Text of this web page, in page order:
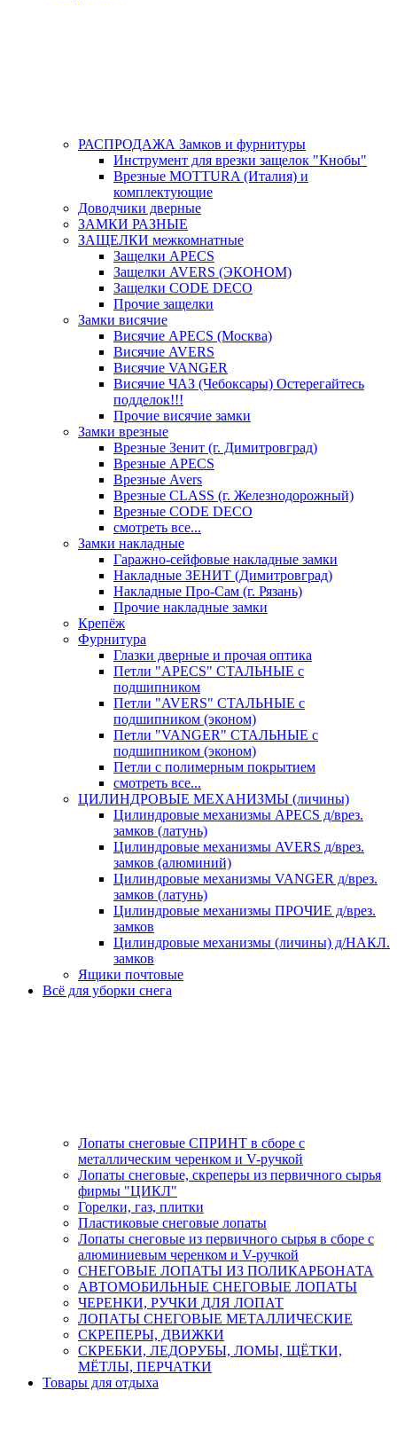
РАСПРОДАЖА Замков и фурнитуры
Инструмент для врезки защелок "Кнобы"
Врезные MOTTURA (Италия) и
комплектующие
Доводчики дверные
ЗАМКИ РАЗНЫЕ
ЗАЩЕЛКИ межкомнатные
Защелки APECS
Защелки AVERS (ЭКОНОМ)
Защелки CODE DECO
Прочие защелки
Замки висячие
Висячие APECS (Москва)
Висячие AVERS
Висячие VANGER
Висячие ЧАЗ (Чебоксары) Остерегайтесь
подделок!!!
Прочие висячие замки
Замки врезные
Врезные Зенит (г. Димитровград)
Врезные APECS
Врезные Avers
Врезные CLASS (г. Железнодорожный)
Врезные CODE DECO
смотреть все...
Замки накладные
Гаражно-сейфовые накладные замки
Накладные ЗЕНИТ (Димитровград)
Накладные Про-Сам (г. Рязань)
Прочие накладные замки
Крепёж
Фурнитура
Глазки дверные и прочая оптика
Петли "APECS" СТАЛЬНЫЕ с
подшипником
Петли "AVERS" СТАЛЬНЫЕ с
подшипником (эконом)
Петли "VANGER" СТАЛЬНЫЕ с
подшипником (эконом)
Петли с полимерным покрытием
смотреть все...
ЦИЛИНДРОВЫЕ МЕХАНИЗМЫ (личины)
Цилиндровые механизмы APECS д/врез.
замков (латунь)
Цилиндровые механизмы AVERS д/врез.
замков (алюминий)
Цилиндровые механизмы VANGER д/врез.
замков (латунь)
Цилиндровые механизмы ПРОЧИЕ д/врез.
замков
Цилиндровые механизмы (личины) д/НАКЛ.
замков
Ящики почтовые
Всё для уборки снега
Лопаты снеговые СПРИНТ в сборе с
металлическим черенком и V-ручкой
Лопаты снеговые, скреперы из первичного сырья
фирмы "ЦИКЛ"
Горелки, газ, плитки
Пластиковые снеговые лопаты
Лопаты снеговые из первичного сырья в сборе с
алюминиевым черенком и V-ручкой
СНЕГОВЫЕ ЛОПАТЫ ИЗ ПОЛИКАРБОНАТА
АВТОМОБИЛЬНЫЕ СНЕГОВЫЕ ЛОПАТЫ
ЧЕРЕНКИ, РУЧКИ ДЛЯ ЛОПАТ
ЛОПАТЫ СНЕГОВЫЕ МЕТАЛЛИЧЕСКИЕ
СКРЕПЕРЫ, ДВИЖКИ
СКРЕБКИ, ЛЕДОРУБЫ, ЛОМЫ, ЩЁТКИ,
МЁТЛЫ, ПЕРЧАТКИ
Товары для отдыха